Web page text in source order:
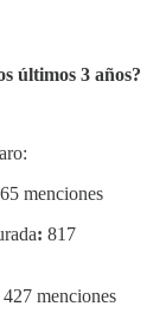
últimos 3 años?
menciones
: 817
427 menciones